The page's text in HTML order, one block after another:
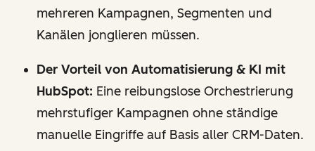
mehreren Kampagnen, Segmenten und
Kanälen jonglieren müssen.
Der Vorteil von Automatisierung & KI mit
HubSpot: Eine reibungslose Orchestrierung
mehrstufiger Kampagnen ohne ständige
manuelle Eingriffe auf Basis aller CRM-Daten.